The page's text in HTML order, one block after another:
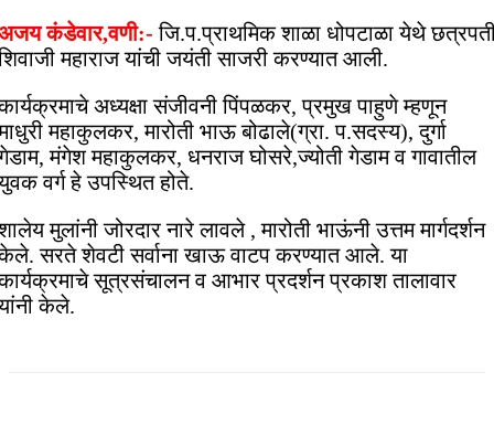
कंडेवार,वणी:- जि.प.प्राथमिक शाळा धोपटाळा येथे
महाराज यांची जयंती साजरी करण्यात आली.
अध्यक्षा संजीवनी पिंपळकर, प्रमुख पाहुणे म्हणून
महाकुलकर, मारोती भाऊ बोढाले(ग्रा. प.सदस्य), दुर्गा
मंगेश महाकुलकर, धनराज घोसरे,ज्योती गेडाम व गावातील
वर्ग हे उपस्थित होते.
मुलांनी जोरदार नारे लावले , मारोती भाऊंनी उत्तम मार्गदर्शन
सरते शेवटी सर्वाना खाऊ वाटप करण्यात आले. या
सूत्रसंचालन व आभार प्रदर्शन प्रकाश तालावार
केले.